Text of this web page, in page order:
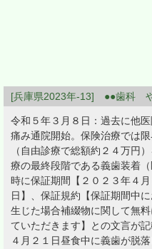
[兵庫県2023年-13] ●●歯科
令和５年３月８日：過去に他
痛み通院開始。保険治療では
（自由診療で総額約２４万円
療の最終段階である義歯装着
時に保証期間【２０２３年４
日】、保証規約【保証期間中
生じた場合補綴物に関して無
ていただきます】との文言が
４月２１日昼食中に義歯が脱